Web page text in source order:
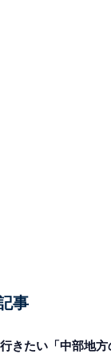
事
きたい「中部地方